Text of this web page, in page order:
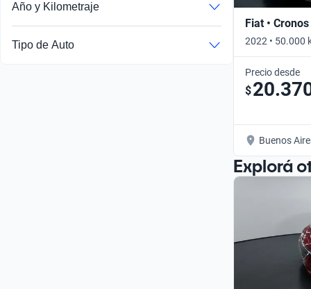
Año y Kilometraje
Tipo de Auto
Fiat • Cronos
2022 • 50.000
Precio desde
$
Buenos
Explorá